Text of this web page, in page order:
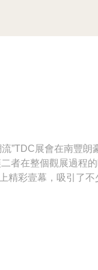
”TDC展會在南豐朗
者在整個觀展過程
彩壹幕，吸引了不